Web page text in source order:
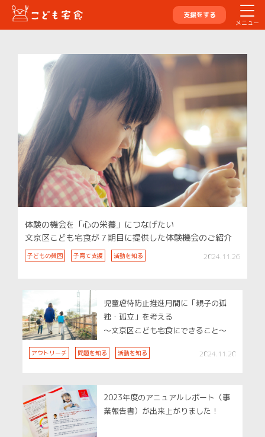
メニュー
支援をする
体験の機会を「心の栄養」につなげたい
文京区こども宅食が７期目に提供した体験機会のご紹介
子どもの貧困 子育て支援 活動を知る 2024.11.26
児童虐待防止推進月間に「親子の孤
独・孤立」を考える
～文京区こども宅食にできること～
アウトリーチ 問題を知る 活動を知る 2024.11.20
2023年度のアニュアルレポート（事
業報告書）が出来上がりました！